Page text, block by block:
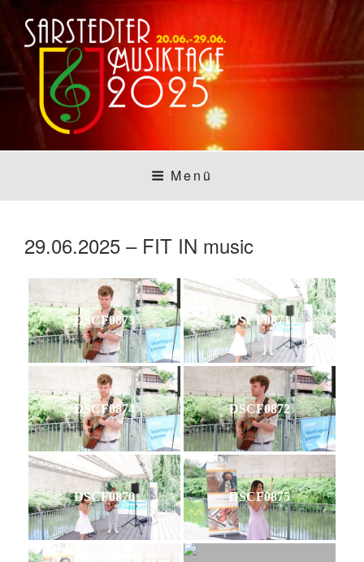
Zum
Inhalt
springen
SARSTEDTER
MUSIKTAGE
Sarstedt macht Musik
Menü
29.06.2025 – FIT IN music
DSCF0873 DSCF0871
DSCF0874 DSCF0872
DSCF0870 DSCF0875